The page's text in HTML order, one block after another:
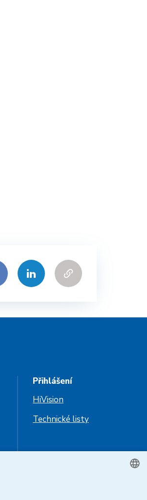
Přihlášení
HiVision
Technické listy